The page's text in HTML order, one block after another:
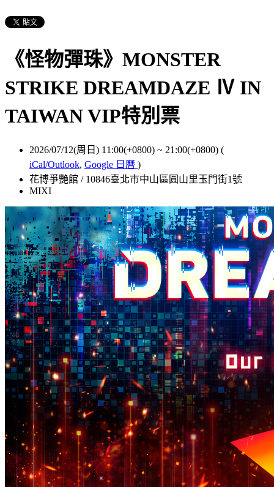
《怪物彈珠》MONSTER
STRIKE DREAMDAZE Ⅳ IN
TAIWAN VIP特別票
2026/07/12(周日) 11:00(+0800) ~ 21:00(+0800) (
iCal/Outlook, Google 日曆 )
花博爭艷館 / 10846臺北市中山區圓山里玉門街1號
MIXI